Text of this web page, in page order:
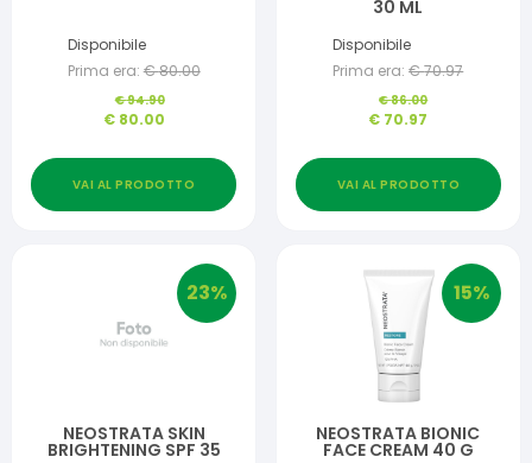
Disponibile
Prima era: €80.00
€94.90
€ 80.00
VAI AL PRODOTTO
30 ML
Disponibile
Prima era: €70.97
€86.00
€ 70.97
VAI AL PRODOTTO
23%
NEOSTRATA SKIN
BRIGHTENING SPF 35
15%
NEOSTRATA BIONIC
FACE CREAM 40 G